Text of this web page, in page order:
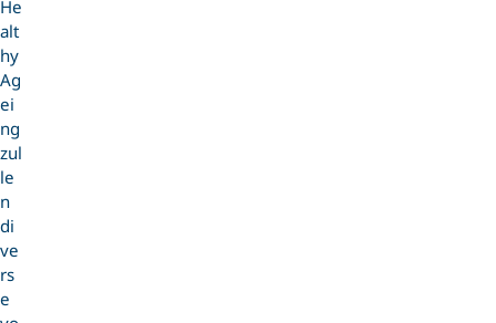
He
alt
hy
Ag
ei
ng
zul
le
n
di
ve
rs
e